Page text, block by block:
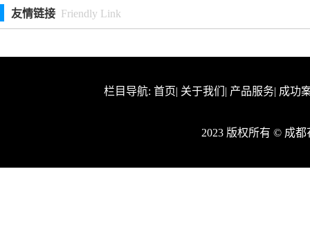
友情链接 Friendly Link
栏目导航: 首页| 关于我们 | 产品服务| 成功
2023 版权所有 © 成